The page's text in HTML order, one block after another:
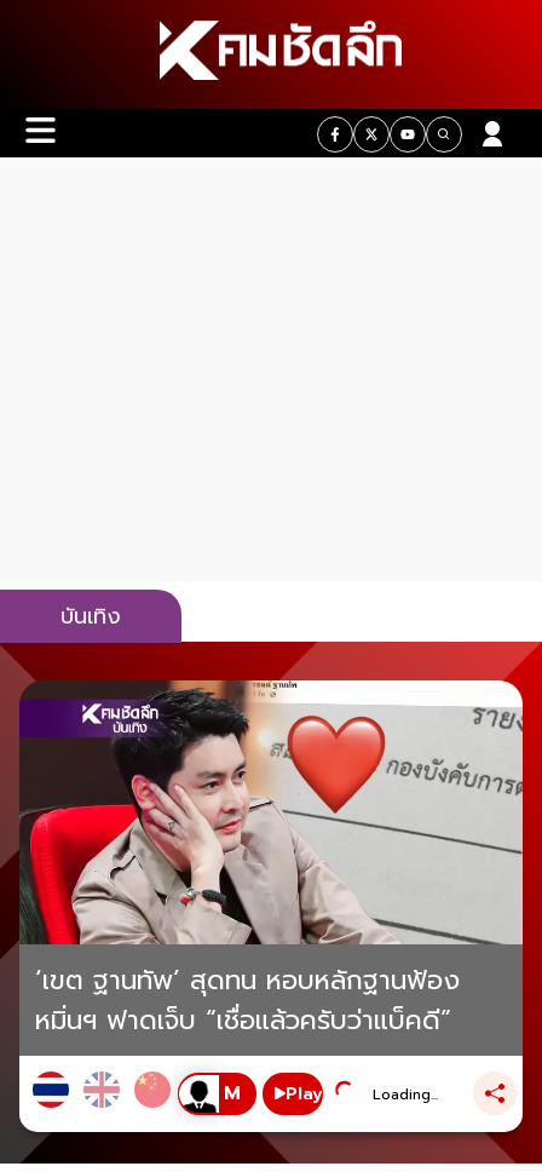
บันเทิง
‘เขต ฐานทัพ’ สุดทน หอบหลักฐานฟ้อง
หมิ่นฯ ฟาดเจ็บ “เชื่อแล้วครับว่าแบ็คดี”
Play Loading...